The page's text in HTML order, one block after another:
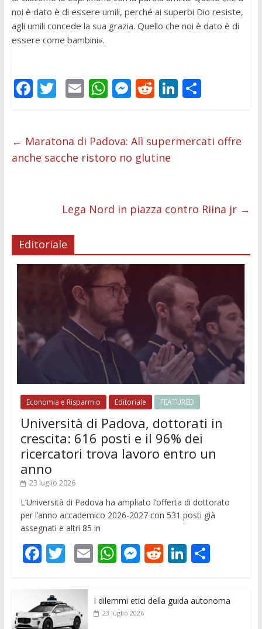
noi è dato è di essere umili, perché ai superbi Dio resiste,
agli umili concede la sua grazia. Quello che noi è dato è di
essere come bambini».
F
b
o
T
er
E
l
W
s
A
p
M
e
n
er
R
di
t
Li
e
C
di
← Maratona di Padova: Alì supermercati offre
anche sacche ristoro no glutine
Lega Nord in piazza contro Riina jr →
Editoriale
Economia e Risparmio Editoriale FEATURED
Università di Padova, dottorati in
crescita: 616 posti e il 96% dei
ricercatori trova lavoro entro un
anno
23 luglio 2026
L’Università di Padova ha ampliato l’offerta di dottorato
per l’anno accademico 2026-2027 con 531 posti già
assegnati e altri 85 in
F
e
b
T
itt
er
E
ai
l
W
s
M
ss
e
R
di
Li
e
C
di
I dilemmi etici della guida autonoma
23 luglio 2026